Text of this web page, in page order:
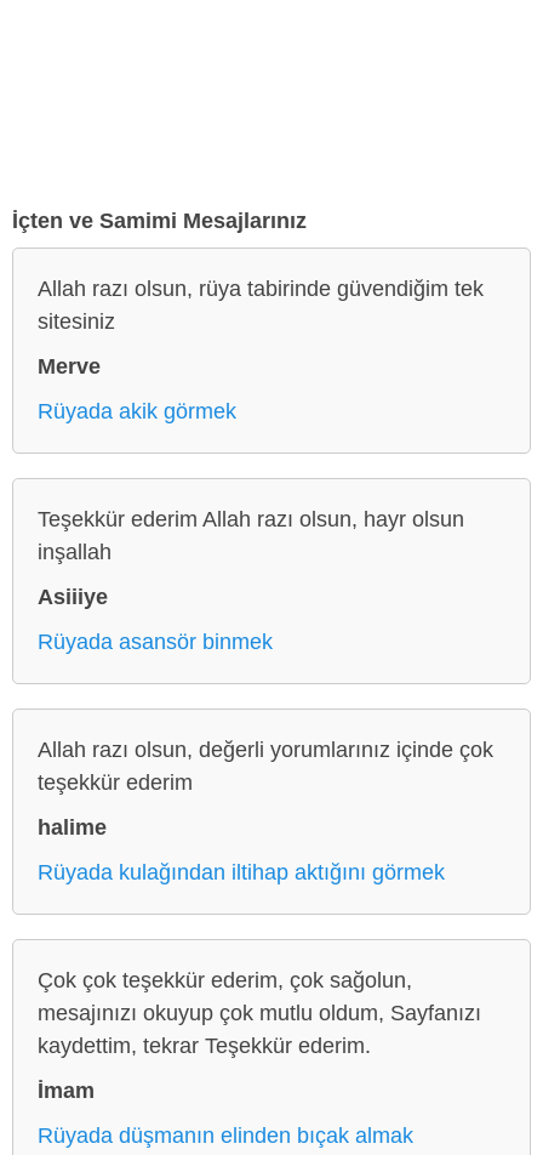
İçten ve Samimi Mesajlarınız
Allah razı olsun, rüya tabirinde güvendiğim tek
sitesiniz
Merve
Rüyada akik görmek
Teşekkür ederim Allah razı olsun, hayr olsun
inşallah
Asiiiye
Rüyada asansör binmek
Allah razı olsun, değerli yorumlarınız içinde çok
teşekkür ederim
halime
Rüyada kulağından iltihap aktığını görmek
Çok çok teşekkür ederim, çok sağolun,
mesajınızı okuyup çok mutlu oldum, Sayfanızı
kaydettim, tekrar Teşekkür ederim.
İmam
Rüyada düşmanın elinden bıçak almak